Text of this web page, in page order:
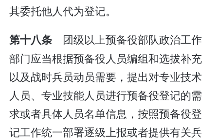
其委托他人代为登记。
第十八条 团级以上预备役部队政治工作
部门应当根据预备役人员编组和选拔补充
以及战时兵员动员需要，提出对专业技术
人员、专业技能人员进行预备役登记的需
求或者具体人员名单信息，按照预备役登
记工作统一部署逐级上报或者提供有关兵